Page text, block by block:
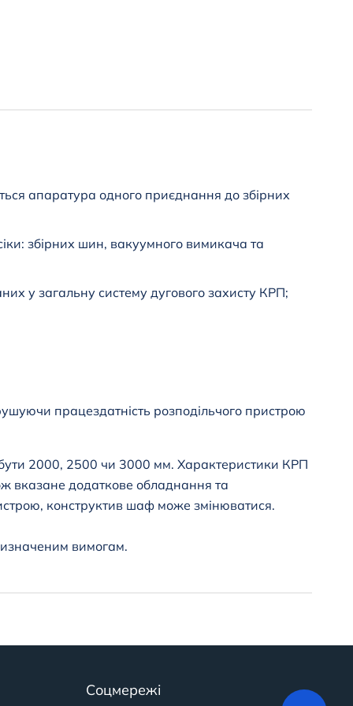
апаратура одного приєднання до збірних
збірних шин, вакуумного вимикача та
у загальну систему дугового захисту КРП;
працездатність розподільчого пристрою
2000, 2500 чи 3000 мм. Характеристики КРП
вказане додаткове обладнання та
конструктив шаф може змінюватися.
вимогам.
Соцмережі